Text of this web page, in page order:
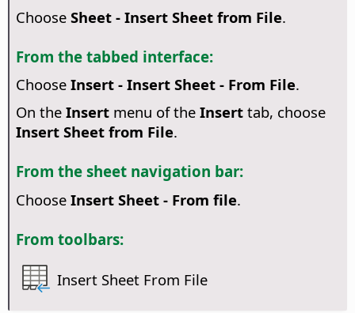
Choose Sheet - Insert Sheet from File.
From the tabbed interface:
Choose Insert - Insert Sheet - From File.
On the Insertmenu of the Inserttab, choose
Insert Sheet from File.
From the sheet navigation bar:
Choose Insert Sheet - From file.
From toolbars:
Insert Sheet From File